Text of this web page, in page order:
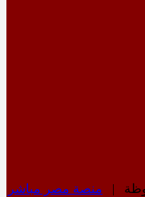
منصة مصر مباشر